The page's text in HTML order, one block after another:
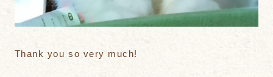
Thank you so very much!